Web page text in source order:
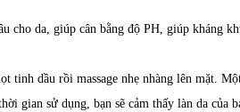
cho da, giúp cân bằng độ PH, giúp kháng
tinh dầu rồi massage nhẹ nhàng lên mặt.
gian sử dụng, bạn sẽ cảm thấy làn da của